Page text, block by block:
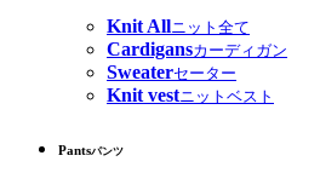
Knit Allニット全て
Cardigansカーディガン
Sweaterセーター
Knit vestニットベスト
Pantsパンツ